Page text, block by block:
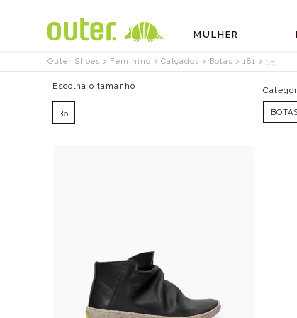
MULHER
Outer Shoes Feminino Calçados Botas 181 35
Tamanhos
35